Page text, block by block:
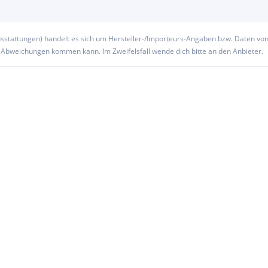
handelt es sich um Hersteller-/Importeurs-Angaben bzw. Daten von
kommen kann. Im Zweifelsfall wende dich bitte an den Anbieter.